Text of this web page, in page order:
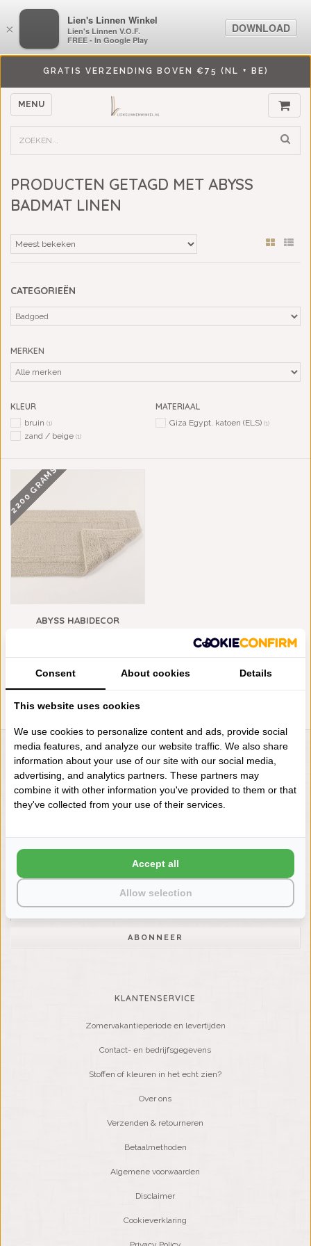
GRATIS VERZENDING BOVEN €75 (NL + BE)
MENU
PRODUCTEN GETAGD MET ABYSS
BADMAT LINEN
CATEGORIEËN
MERKEN
KLEUR
bruin (1)
zand / beige (1)
MATERIAAL
Giza Egypt. katoen (ELS) (1)
2200 GRAMS
ABYSS HABIDECOR
LIENSLINNENWINKEL.NL
VRAGEN? BEL DAN
+31 (0) 575 511817
Wilt u op de hoogte blijven?
Word lid van onze mailinglijst:
ABONNEER
KLANTENSERVICE
Zomervakantieperiode en levertijden
Contact- en bedrijfsgegevens
Stoffen of kleuren in het echt zien?
Over ons
Verzenden & retourneren
Betaalmethoden
Algemene voorwaarden
Disclaimer
Cookieverklaring
×
LiensLinnenwinkel.nl
Lien's Linnen V.O.F.
FREE - In Google Play
DOWNLOAD
Consent About cookies Details
This website uses cookies
We use cookies to personalize content and ads, provide social
media features, and analyze our website traffic. We also share
information about your use of our site with our social media,
advertising, and analytics partners. These partners may
combine it with other information you've provided to them or that
they've collected from your use of their services.
Allow selection
Accept all
×
Lien's Linnen Winkel
Lien's Linnen V.O.F.
FREE - In Google Play
DOWNLOAD